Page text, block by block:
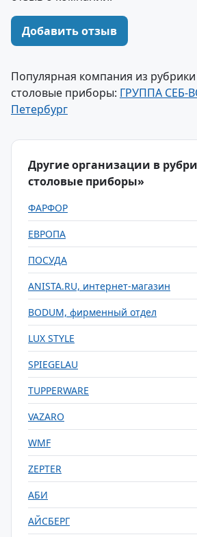
Добавить отзыв
Популярная компания из
столовые приборы: ГРУППА СЕБ-
Петербург
Другие организации в
столовые приборы»
ФАРФОР
ЕВРОПА
ПОСУДА
ANISTA.RU, интернет-магазин
BODUM, фирменный отдел
LUX STYLE
SPIEGELAU
TUPPERWARE
VAZARO
WMF
ZEPTER
АБИ
АЙСБЕРГ